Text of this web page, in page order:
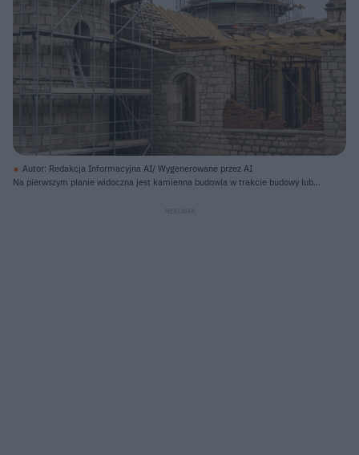
Autor: Redakcja Informacyjna AI/ Wygenerowane przez AI
Na pierwszym planie widoczna jest kamienna budowla w trakcie budowy lub
przedstawia część parterową z dwiema otwartymi wnękami okiennymi o